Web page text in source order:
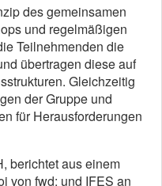
des gemeinsamen
und regelmäßigen
Teilnehmenden die
übertragen diese auf
Gleichzeitig
der Gruppe und
für Herausforderungen
berichtet aus einem
von fwd: und IFES an